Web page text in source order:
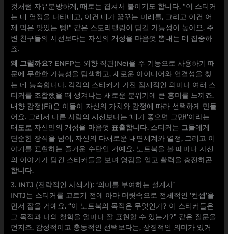
것처럼 자유분방하게, 때로는 겹쳐서 붙이기도 합니다. “이 스티커
는 내 열정을 나타내고, 이건 내가 꿈꾸는 미래를, 그리고 이건 어
제 먹은 맛있는 빵!” 같은 스토리텔링이 담길 가능성이 높아요. 주
변 친구들의 시선보다는 자신의 개성을 마음껏 뽐내는 데 집중하
죠.
왜 그럴까요? ENFP는 외향 직관(Ne)을 주 기능으로 사용하기 때
문에 무한한 가능성을 탐색하고, 새로운 아이디어와 연결성을 찾
는 데 능숙합니다. 각각의 스티커가 가진 잠재적인 의미나 여러 스
티커를 조합했을 때 생겨나는 새로운 분위기에 큰 흥미를 느끼죠.
내향 감정(Fi)은 이들이 자신의 가치와 감정에 따라 선택하게 만들
어요. 그래서 다른 사람의 시선보다는 ‘내가 좋으면 그만!’이라는
태도로 자신만의 개성을 마음껏 표출합니다. 스티커는 그들에게
단순한 장식을 넘어, 자신의 다채로운 내면세계와 열정, 그리고 이
야기를 표현하는 즐거운 수단인 거예요. 노트북을 볼 때마다 자신
의 이야기가 담긴 스티커들을 보며 영감을 얻고 활력을 충전하곤
합니다.
3. INTJ (전략적인 사색가): ‘의미를 부여하는 설계자’
INTJ는 스티커를 고르기 전에 아마 머릿속으로 전체적인 ‘컨셉’을
먼저 잡을 거예요. “이 노트북의 목적은 무엇인가? 이 스티커들은
그 목적과 나의 철학을 얼마나 잘 표현할 수 있는가?” 같은 질문을
던지죠. 감성적이고 충동적인 선택보다는, 상징적인 의미가 있거